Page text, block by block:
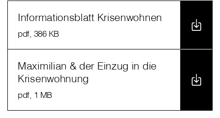
Informationsblatt Krisenwohnen
pdf, 386 KB
Maximilian & der Einzug in die
Krisenwohnung
pdf, 1 MB